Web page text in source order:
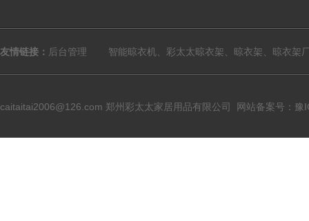
友情链接： 后台管理 智能晾衣机、彩太太晾衣架、晾衣架、晾衣架
caitaitai2006@126.com 郑州彩太太家居用品有限公司 网站备案号：豫